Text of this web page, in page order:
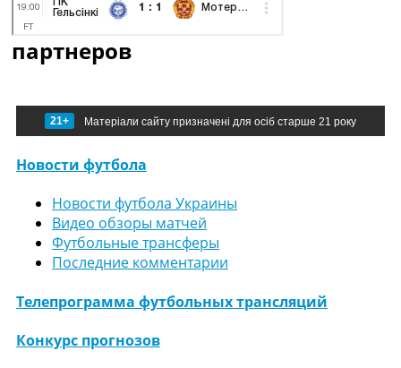
партнеров
21+ Матеріали сайту призначені для осіб старше 21 року
Новости футбола
Новости футбола Украины
Видео обзоры матчей
Футбольные трансферы
Последние комментарии
Телепрограмма футбольных трансляций
Конкурс прогнозов